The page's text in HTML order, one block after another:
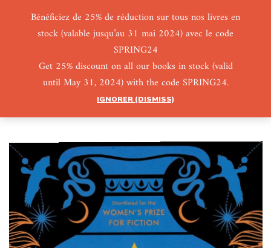
Bénéficiez de 25% de réduction sur tous nos livres en
stock (valable jusqu’au 31 mai 2024) avec le code
SPRING24
Get 25% discount on all our books in stock (valid
until May 31, 2024) with the code SPRING24.
IGNORER (DISMISS)
0 0